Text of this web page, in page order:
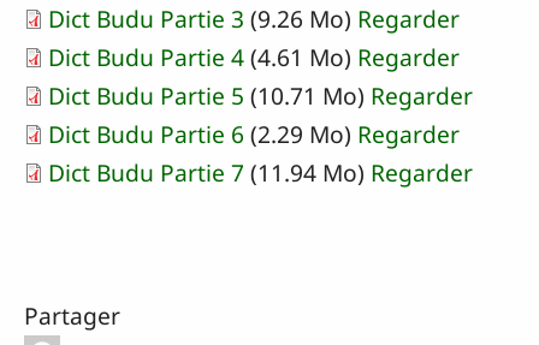
Dict Budu Partie 3 (9.26 Mo) Regarder
Dict Budu Partie 4(4.61 Mo) Regarder
Dict Budu Partie 5 (10.71 Mo) Regarder
Dict Budu Partie 6 (2.29 Mo) Regarder
Dict Budu Partie 7 (11.94 Mo) Regarder
Partager